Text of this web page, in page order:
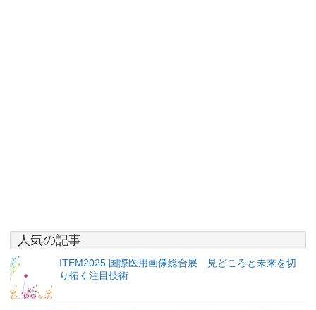
人気の記事
ITEM2025 国際医用画像総合展 見どころと未来を切
り拓く注目技術